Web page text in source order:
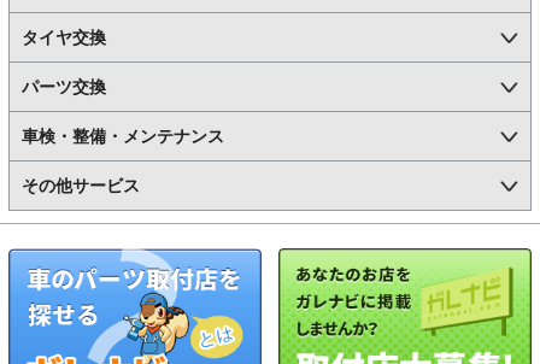
タイヤ交換
パーツ交換
車検・整備・メンテナンス
その他サービス